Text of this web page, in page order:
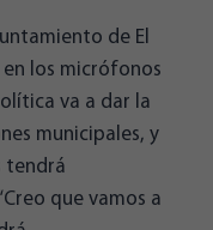
de El
en los micrófonos
va a dar la
municipales, y
tendrá
que vamos a